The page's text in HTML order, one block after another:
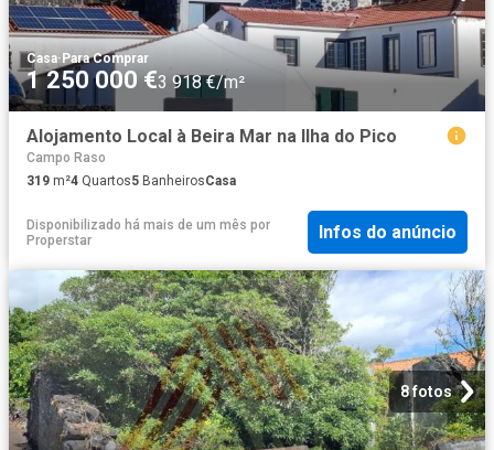
Casa· Para Comprar
1 250 000 €3 918 €/m²
Alojamento Local à Beira Mar na Ilha do Pico
Campo Raso
319 m²4 Quartos5 BanheirosCasa
Disponibilizado há mais de um mês por
Properstar
Infos do anúncio
8 fotos